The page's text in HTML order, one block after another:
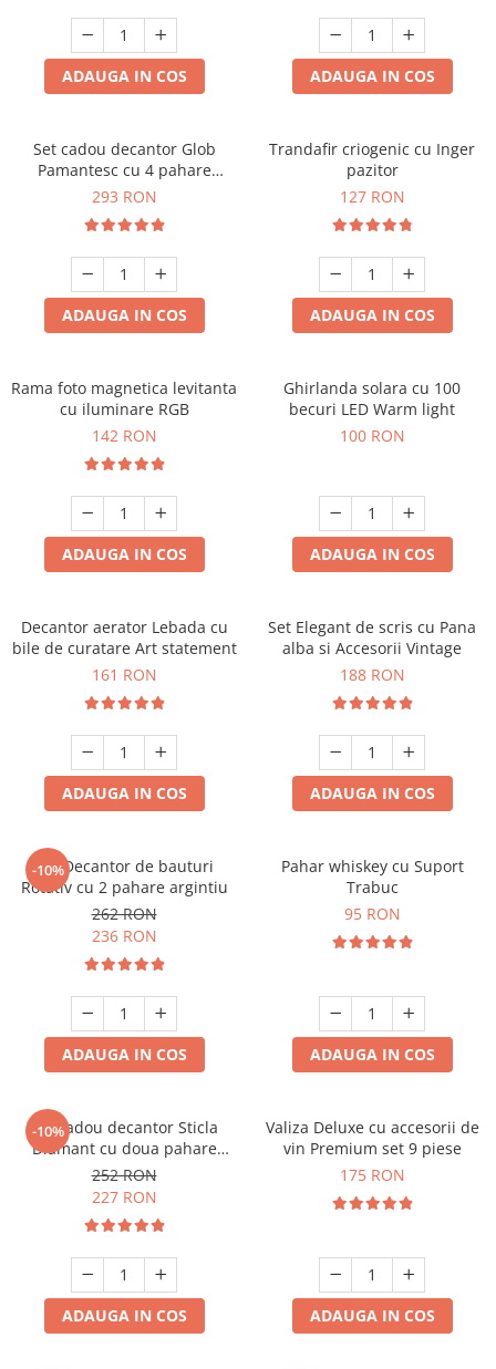
Cadouri Fete
Pentru Copilul din tine
Cadouri Haioase
Cadouri Majorat
Cadouri pentru Nasi
Cadouri pentru Bunici
Cadouri pentru Sefi
Cel ce are tot
Cani si Termosuri
Jocuri si Puzzle
Produse pentru Calatorie
Cadouri Sfantul Alexandru
Cadouri Sfanta Ana
Cadouri Sfanta Maria
Cadouri Sfintii Mihail si Gavriil
ADAUGA IN COS ADAUGA IN COS
Set cadou decantor Glob
Pamantesc cu 4 pahare
Deluxe
293 RON
ADAUGA IN COS
Trandafir criogenic cu Inger
pazitor
127 RON
ADAUGA IN COS
Rama foto magnetica levitanta
cu iluminare RGB
142 RON
ADAUGA IN COS
Ghirlanda solara cu 100
becuri LED Warm light
100 RON
ADAUGA IN COS
Decantor aerator Lebada cu
bile de curatare Art statement
161 RON
ADAUGA IN COS
Set Elegant de scris cu Pana
alba si Accesorii Vintage
188 RON
ADAUGA IN COS
-10%
Set Decantor de bauturi
Rotativ cu 2 pahare argintiu
262 RON
236 RON
ADAUGA IN COS
Pahar whiskey cu Suport
Trabuc
95 RON
ADAUGA IN COS
-10%
Set cadou decantor Sticla
Diamant cu doua pahare
Deluxe
252 RON
227 RON
ADAUGA IN COS
Valiza Deluxe cu accesorii de
vin Premium set 9 piese
175 RON
ADAUGA IN COS